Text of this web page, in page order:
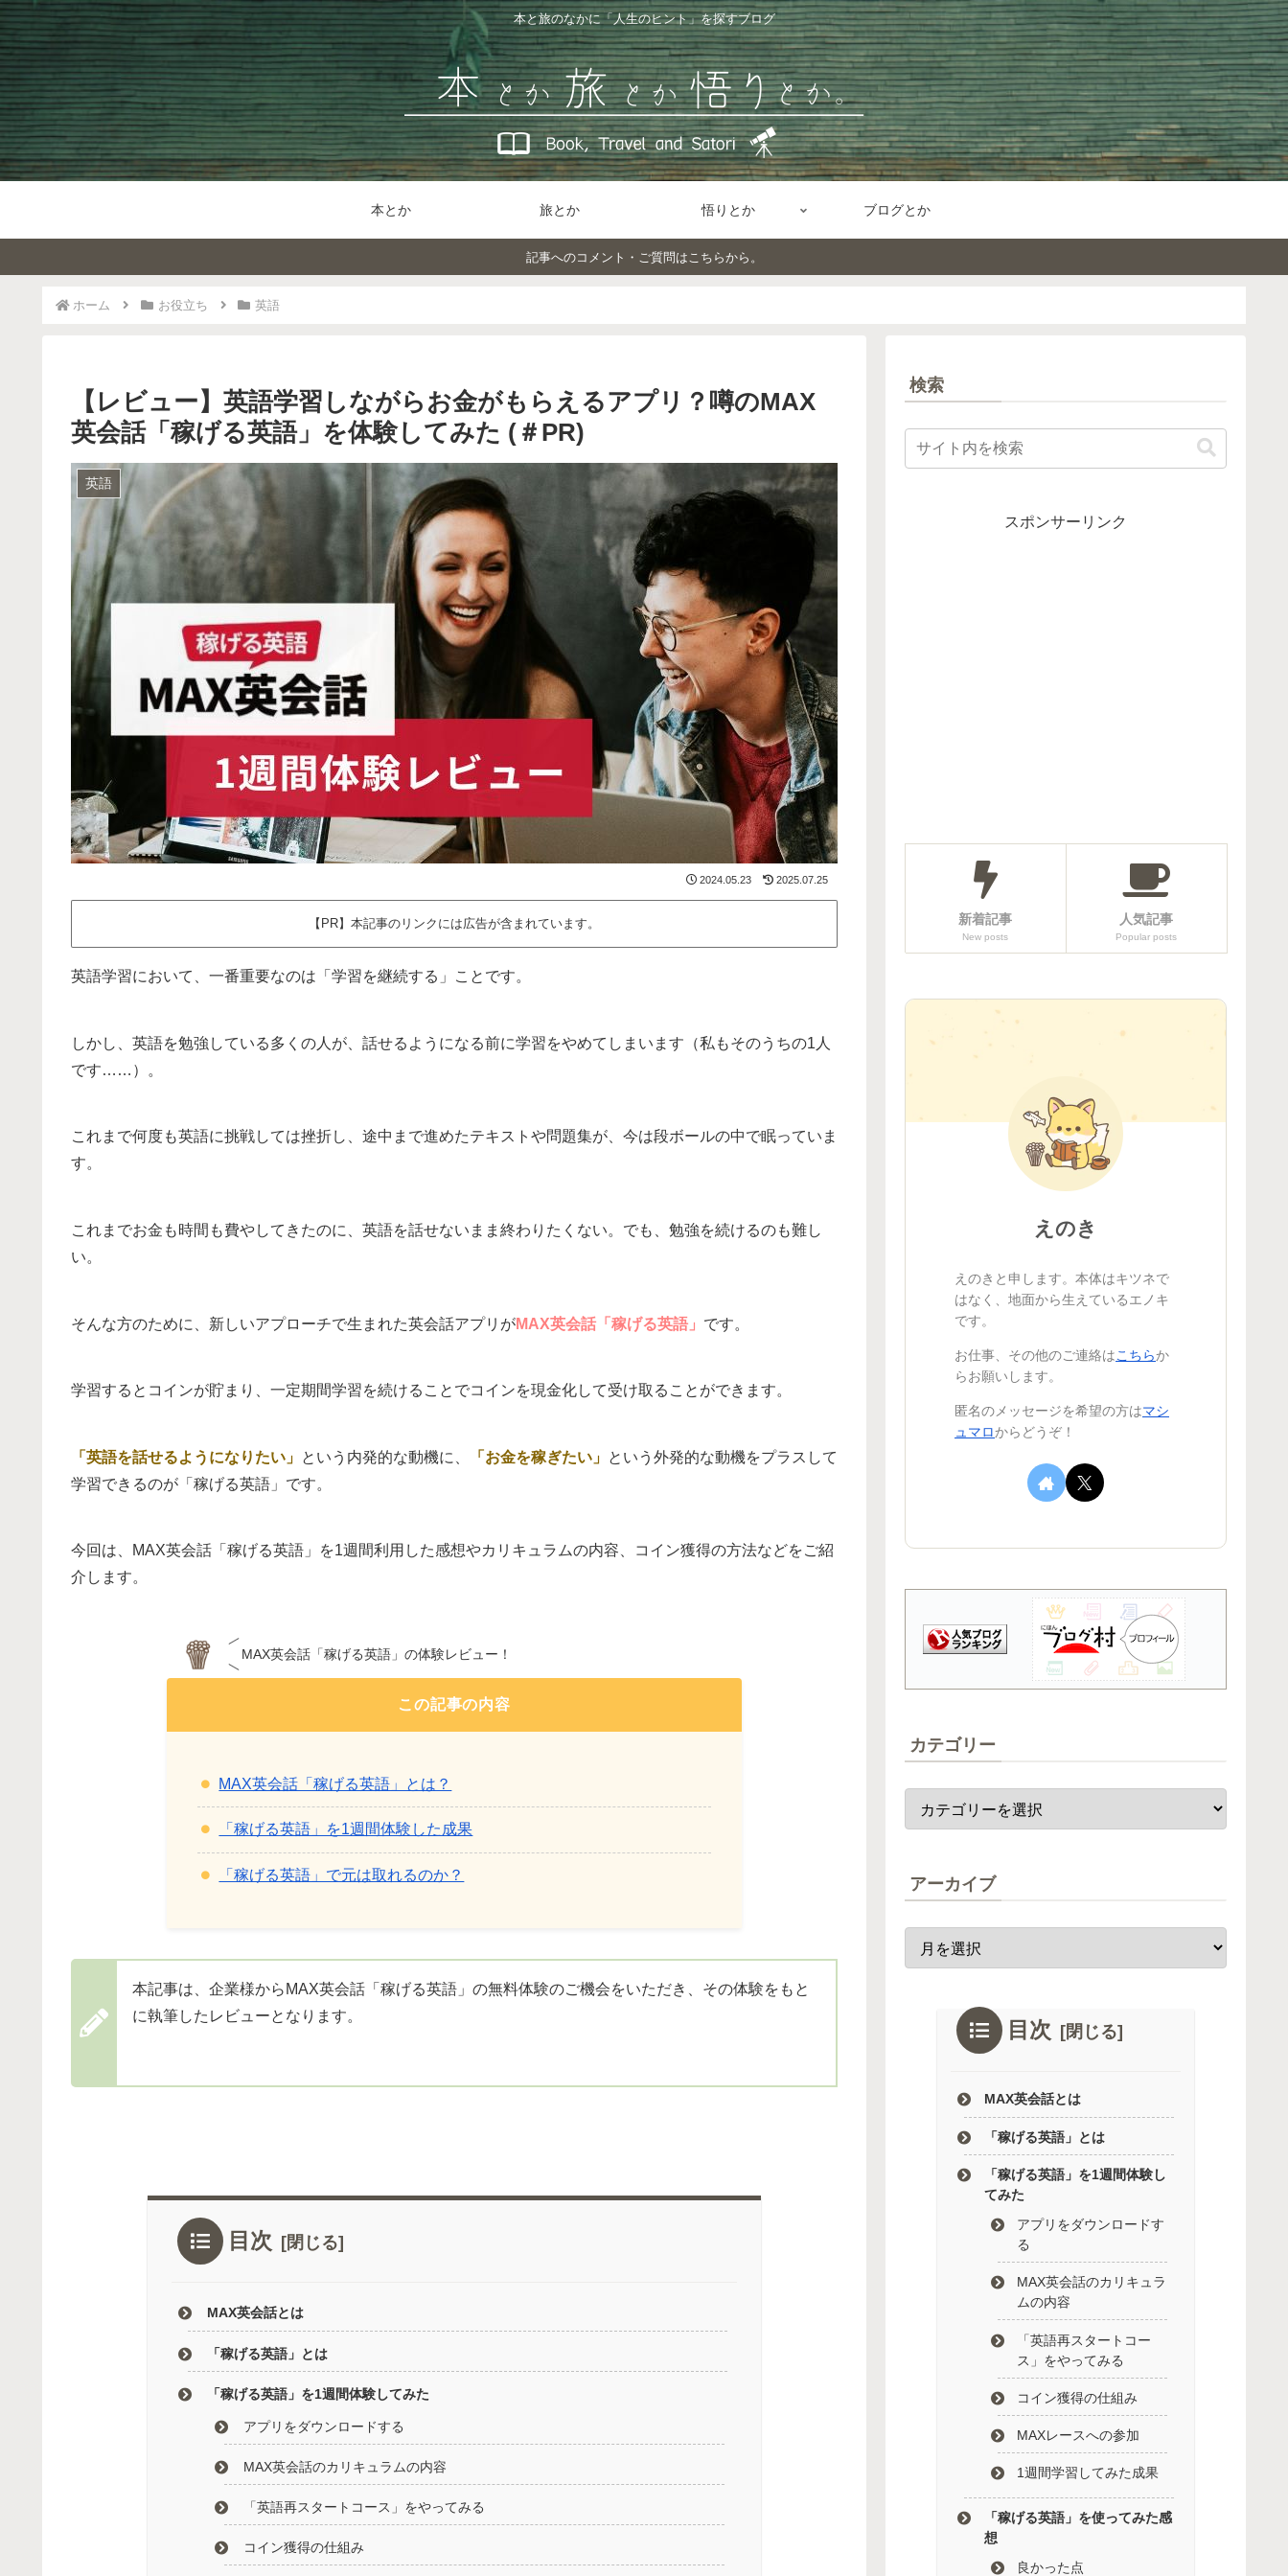
本と旅のなかに「人生のヒント」を探すブログ
本とか 旅とか 悟りとか ブログとか
記事へのコメント・ご質問はこちらから。
ホーム お役立ち 英語
【レビュー】英語学習しながらお金がもらえるアプリ？噂のMAX
英会話「稼げる英語」を体験してみた (＃PR)
英語
2024.05.23 2025.07.25
【PR】本記事のリンクには広告が含まれています。
英語学習において、一番重要なのは「学習を継続する」ことです。
しかし、英語を勉強している多くの人が、話せるようになる前に学習をやめてしまいます（私もそのうちの1人
です……）。
これまで何度も英語に挑戦しては挫折し、途中まで進めたテキストや問題集が、今は段ボールの中で眠っていま
す。
これまでお金も時間も費やしてきたのに、英語を話せないまま終わりたくない。でも、勉強を続けるのも難し
い。
そんな方のために、新しいアプローチで生まれた英会話アプリがMAX英会話「稼げる英語」 です。
学習するとコインが貯まり、一定期間学習を続けることでコインを現金化して受け取ることができます。
「英語を話せるようになりたい」 という内発的な動機に、 「お金を稼ぎたい」 という外発的な動機をプラスして
学習できるのが「稼げる英語」です。
今回は、MAX英会話「稼げる英語」を1週間利用した感想やカリキュラムの内容、コイン獲得の方法などをご紹
介します。
MAX英会話「稼げる英語」の体験レビュー！
この記事の内容
MAX英会話「稼げる英語」とは？
「稼げる英語」を1週間体験した成果
「稼げる英語」で元は取れるのか？
本記事は、企業様からMAX英会話「稼げる英語」の無料体験のご機会をいただき、その体験をもと
に執筆したレビューとなります。
目次
MAX英会話とは
「稼げる英語」とは
「稼げる英語」を1週間体験してみた
アプリをダウンロードする
MAX英会話のカリキュラムの内容
「英語再スタートコース」をやってみる
コイン獲得の仕組み
検索
スポンサーリンク
新着記事
New posts
人気記事
Popular posts
えのき
えのきと申します。本体はキツネで
はなく、地面から生えているエノキ
です。
お仕事、その他のご連絡はこちらか
らお願いします。
匿名のメッセージを希望の方はマシ
ュマロからどうぞ！
カテゴリー
アーカイブ
目次
MAX英会話とは
「稼げる英語」とは
「稼げる英語」を1週間体験し
てみた
アプリをダウンロードす
る
MAX英会話のカリキュラ
ムの内容
「英語再スタートコー
ス」をやってみる
コイン獲得の仕組み
MAXレースへの参加
1週間学習してみた成果
「稼げる英語」を使ってみた感
想
良かった点